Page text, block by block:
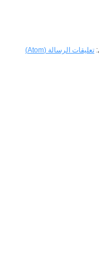
تعليقات الرسالة (Atom)